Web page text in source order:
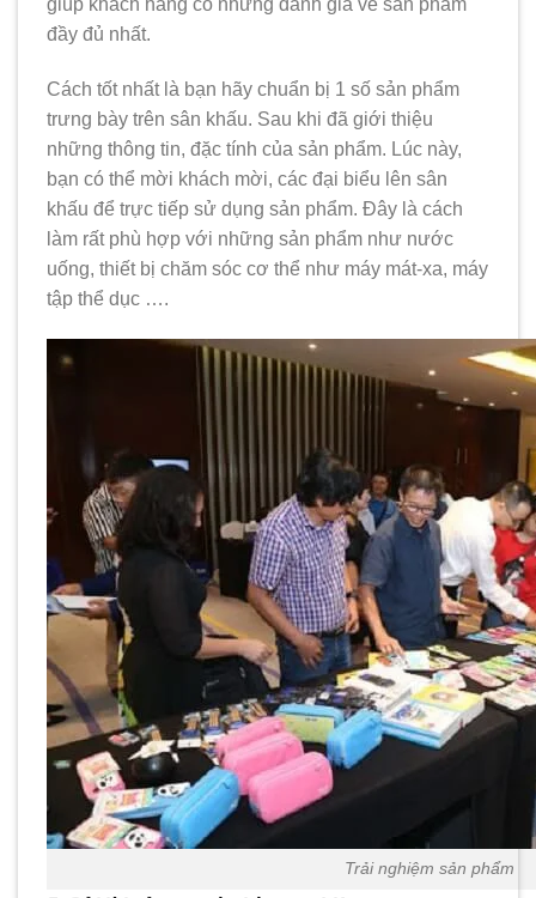
giúp khách hàng có những đánh giá về sản phẩm
đầy đủ nhất.
Cách tốt nhất là bạn hãy chuẩn bị 1 số sản phẩm
trưng bày trên sân khấu. Sau khi đã giới thiệu
những thông tin, đặc tính của sản phẩm. Lúc này,
bạn có thể mời khách mời, các đại biểu lên sân
khấu để trực tiếp sử dụng sản phẩm. Đây là cách
làm rất phù hợp với những sản phẩm như nước
uống, thiết bị chăm sóc cơ thể như máy mát-xa, máy
tập thể dục ….
Trải nghiệm sản phẩm